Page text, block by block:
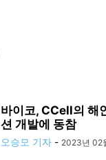
바이코, CCell의 해
션 개발에 동참
오승모 기자 - 2023년 02